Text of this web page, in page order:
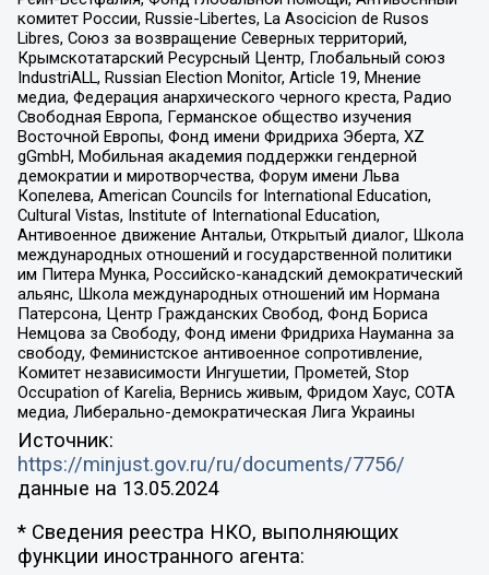
комитет России, Russie-Libertes, La Asocicion de Rusos
Libres, Союз за возвращение Северных территорий,
Крымскотатарский Ресурсный Центр, Глобальный союз
IndustriALL, Russian Election Monitor, Article 19, Мнение
медиа, Федерация анархического черного креста, Радио
Свободная Европа, Германское общество изучения
Восточной Европы, Фонд имени Фридриха Эберта, XZ
gGmbH, Мобильная академия поддержки гендерной
демократии и миротворчества, Форум имени Льва
Копелева, American Councils for International Education,
Cultural Vistas, Institute of International Education,
Антивоенное движение Антальи, Открытый диалог, Школа
международных отношений и государственной политики
им Питера Мунка, Российско-канадский демократический
альянс, Школа международных отношений им Нормана
Патерсона, Центр Гражданских Свобод, Фонд Бориса
Немцова за Свободу, Фонд имени Фридриха Науманна за
свободу, Феминистское антивоенное сопротивление,
Комитет независимости Ингушетии, Прометей, Stop
Occupation of Karelia, Вернись живым, Фридом Хаус, СОТА
медиа, Либерально-демократическая Лига Украины
Источник:
https://minjust.gov.ru/ru/documents/7756/
данные на 13.05.2024
* Сведения реестра НКО, выполняющих
функции иностранного агента: